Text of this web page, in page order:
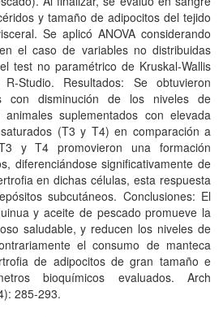
y tamaño de adipocitos del tejido
Se aplicó ANOVA considerando
el caso de variables no distribuidas
test no paramétrico de Kruskal-Wallis
Studio. Resultados: Se obtuvieron
con disminución de los niveles de
suplementados con elevada
(T3 y T4) en comparación a
y T4 promovieron una formación
diferenciándose significativamente de
en dichas células, esta respuesta
subcutáneos. Conclusiones: El
y aceite de pescado promueve la
saludable, y reducen los niveles de
el consumo de manteca
de adipocitos de gran tamaño e
bioquímicos evaluados. Arch
285-293.